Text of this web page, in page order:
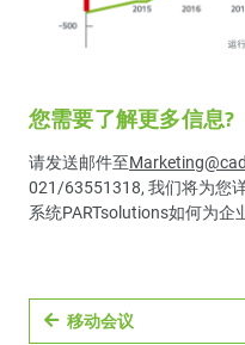
您需要了解更多信息?
请发送邮件至
021/63551318, 我们将为您
系统PARTsolutions如何为企
移动会议